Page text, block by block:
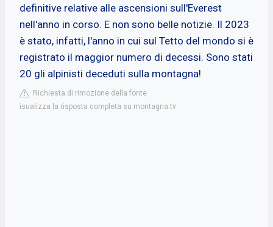
definitive relative alle ascensioni sull'Everest
nell'anno in corso. E non sono belle notizie. Il 2023
è stato, infatti, l'anno in cui sul Tetto del mondo si è
registrato il maggior numero di decessi. Sono stati
20 gli alpinisti deceduti sulla montagna!
Richiesta di rimozione della fonte
isualizza la risposta completa su montagna.tv